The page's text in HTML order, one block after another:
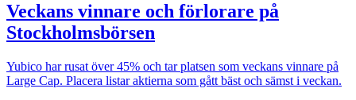
Veckans vinnare och förlorare på
Stockholmsbörsen
Yubico har rusat över 45% och tar platsen som veckans vinnare på
Large Cap. Placera listar aktierna som gått bäst och sämst i veckan.